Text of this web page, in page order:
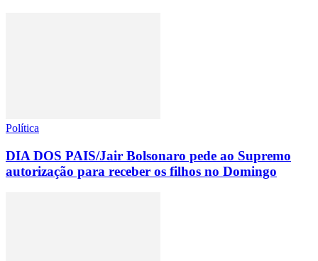
Política
DIA DOS PAIS/Jair Bolsonaro pede ao Supremo
autorização para receber os filhos no Domingo